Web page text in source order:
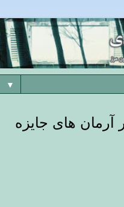
▼
آرمان های جایزه